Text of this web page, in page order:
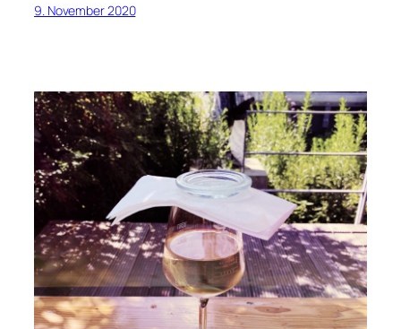
9. November 2020